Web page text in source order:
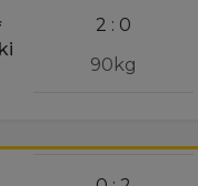
2 : 0
90kg